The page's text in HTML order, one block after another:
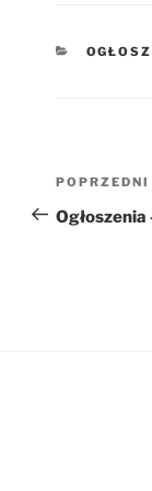
wpisu
Poprzedni
wpis
POPRZEDNI